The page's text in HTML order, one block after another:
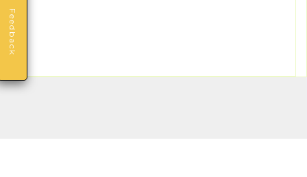
Feedback